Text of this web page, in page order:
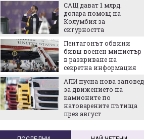
САЩ дават 1 млрд.
долара помощ на
Колумбия за
сигурността
Пентагонът обвини
бивш военен министър
в разкриване на
секретна информация
АПИ пусна нова заповед
за движението на
камионите по
натоварените пътища
през август